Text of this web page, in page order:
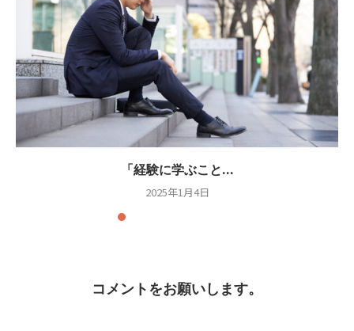
「経験に学ぶこと...
2025年1月4日
コメントをお願いします。